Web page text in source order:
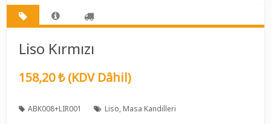
Liso Kırmızı
158,20 ₺ (KDV Dâhil)
ABK008+LIR001 Liso Masa Kandilleri